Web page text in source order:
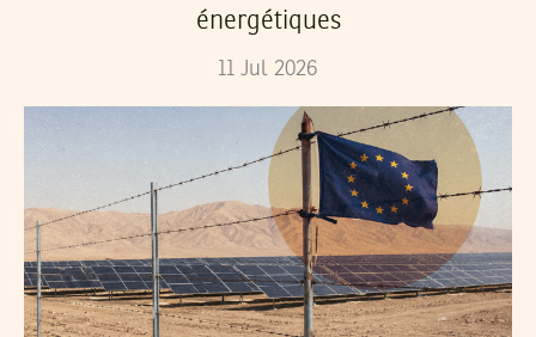
énergétiques
11 Jul 2026